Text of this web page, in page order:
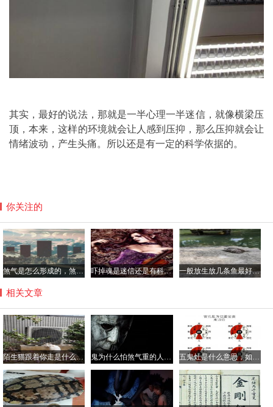
其实，最好的说法，那就是一半心理一半迷信，就像横梁压
顶，本来，这样的环境就会让人感到压抑，那么压抑就会让
情绪波动，产生头痛。所以还是有一定的科学依据的。
你关注的
煞气是怎么形成的，煞气重的人克身边的人真假？ 吓掉魂是迷信还是有科学依据，吓掉魂的症状有哪些？ 一般放生放几条鱼最好，经常放生的人身上有光真的吗？
相关文章
陌生猫跟着你走是什么兆头好还是坏，猫跟着人回家什么预兆？ 鬼为什么怕煞气重的人，煞气重的男人好吗？ 五鬼灶是什么意思，如何破解五鬼灶？